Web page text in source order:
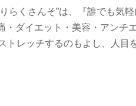
らくさんそ”は、『誰でも気
ダイエット・美容・アンチ
トレッチするのもよし、人目